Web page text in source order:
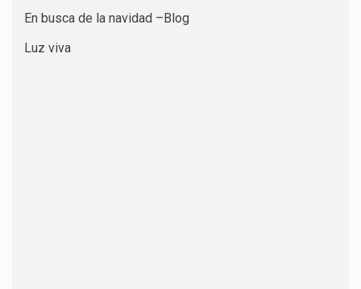
En busca de la navidad –Blog
Luz viva